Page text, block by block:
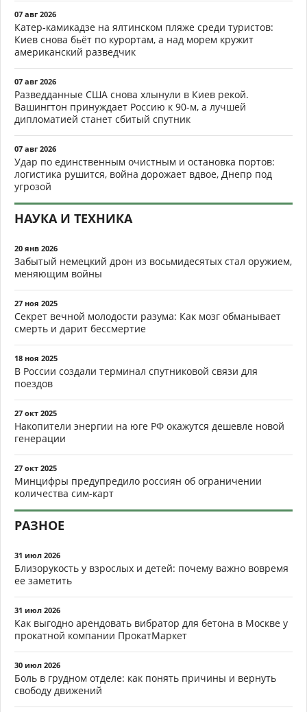
07 авг 2026
Катер-камикадзе на ялтинском пляже среди туристов:
Киев снова бьёт по курортам, а над морем кружит
американский разведчик
07 авг 2026
Разведданные США снова хлынули в Киев рекой.
Вашингтон принуждает Россию к 90-м, а лучшей
дипломатией станет сбитый спутник
07 авг 2026
Удар по единственным очистным и остановка портов:
логистика рушится, война дорожает вдвое, Днепр под
угрозой
НАУКА И ТЕХНИКА
20 янв 2026
Забытый немецкий дрон из восьмидесятых стал оружием,
меняющим войны
27 ноя 2025
Секрет вечной молодости разума: Как мозг обманывает
смерть и дарит бессмертие
18 ноя 2025
В России создали терминал спутниковой связи для
поездов
27 окт 2025
Накопители энергии на юге РФ окажутся дешевле новой
генерации
27 окт 2025
Минцифры предупредило россиян об ограничении
количества сим-карт
РАЗНОЕ
31 июл 2026
Близорукость у взрослых и детей: почему важно вовремя
ее заметить
31 июл 2026
Как выгодно арендовать вибратор для бетона в Москве у
прокатной компании ПрокатМаркет
30 июл 2026
Боль в грудном отделе: как понять причины и вернуть
свободу движений